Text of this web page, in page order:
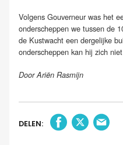
Volgens Gouverneur was het
onderscheppen we tussen de
de Kustwacht een dergelijke
onderscheppen kan hij zich
Door Ariën Rasmijn
DELEN: